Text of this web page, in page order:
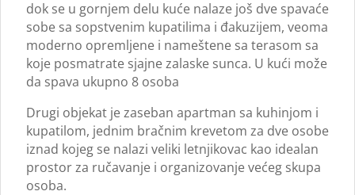
dok se u gornjem delu kuće nalaze još dve spavaće
sobe sa sopstvenim kupatilima i đakuzijem, veoma
moderno opremljene i nameštene sa terasom sa
koje posmatrate sjajne zalaske sunca. U kući može
da spava ukupno 8 osoba
Drugi objekat je zaseban apartman sa kuhinjom i
kupatilom, jednim bračnim krevetom za dve osobe
iznad kojeg se nalazi veliki letnjikovac kao idealan
prostor za ručavanje i organizovanje većeg skupa
osoba.